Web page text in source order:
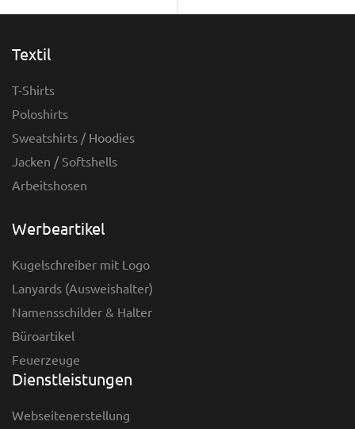
Textil
T-Shirts
Poloshirts
Sweatshirts / Hoodies
Jacken / Softshells
Arbeitshosen
Werbeartikel
Kugelschreiber mit Logo
Lanyards (Ausweishalter)
Namensschilder & Halter
Büroartikel
Feuerzeuge
Dienstleistungen
Webseitenerstellung